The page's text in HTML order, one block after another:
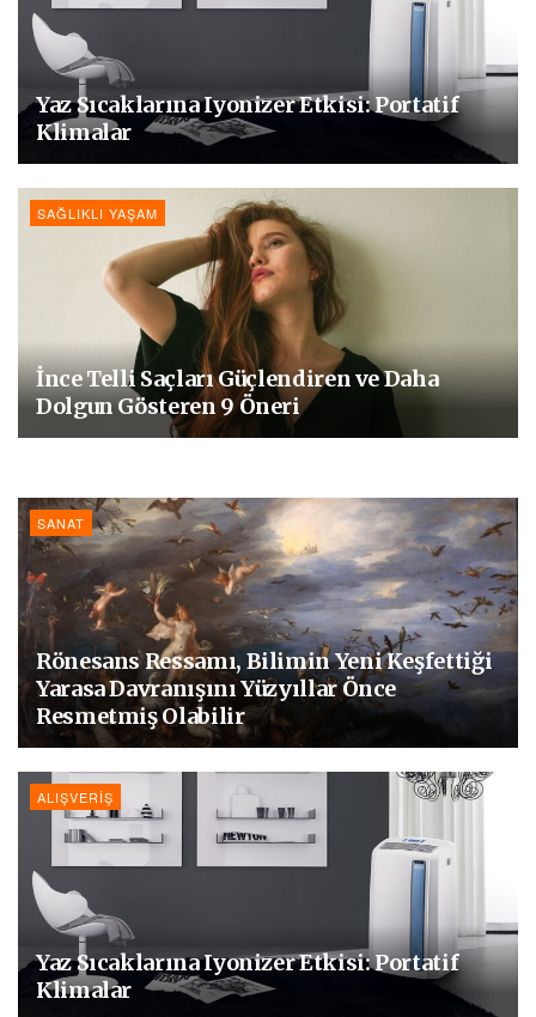
Yaz Sıcaklarına Iyonizer Etkisi: Portatif
Klimalar
SAĞLIKLI YAŞAM
İnce Telli Saçları Güçlendiren ve Daha
Dolgun Gösteren 9 Öneri
SANAT
Rönesans Ressamı, Bilimin Yeni Keşfettiği
Yarasa Davranışını Yüzyıllar Önce
Resmetmiş Olabilir
ALIŞVERIŞ
Yaz Sıcaklarına Iyonizer Etkisi: Portatif
Klimalar